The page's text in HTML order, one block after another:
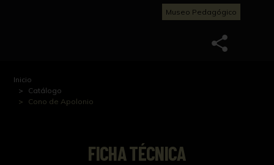
Museo Pedagógico
Inicio
Catálogo
Cono de Apolonio
FICHA TÉCNICA